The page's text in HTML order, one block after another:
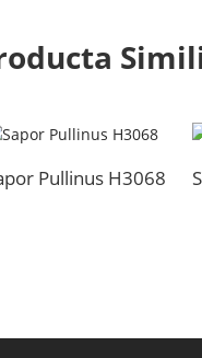
Pullinus H3068